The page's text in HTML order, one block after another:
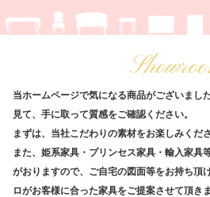
当ホームページで気になる商品がございました
見て、手に取って質感をご確認ください。
まずは、当社こだわりの素材をお楽しみくださ
また、姫系家具・プリンセス家具・輸入家具
がおりますので、ご自宅の図面等をお持ち頂け
ロがお客様に合った家具をご提案させて頂きま